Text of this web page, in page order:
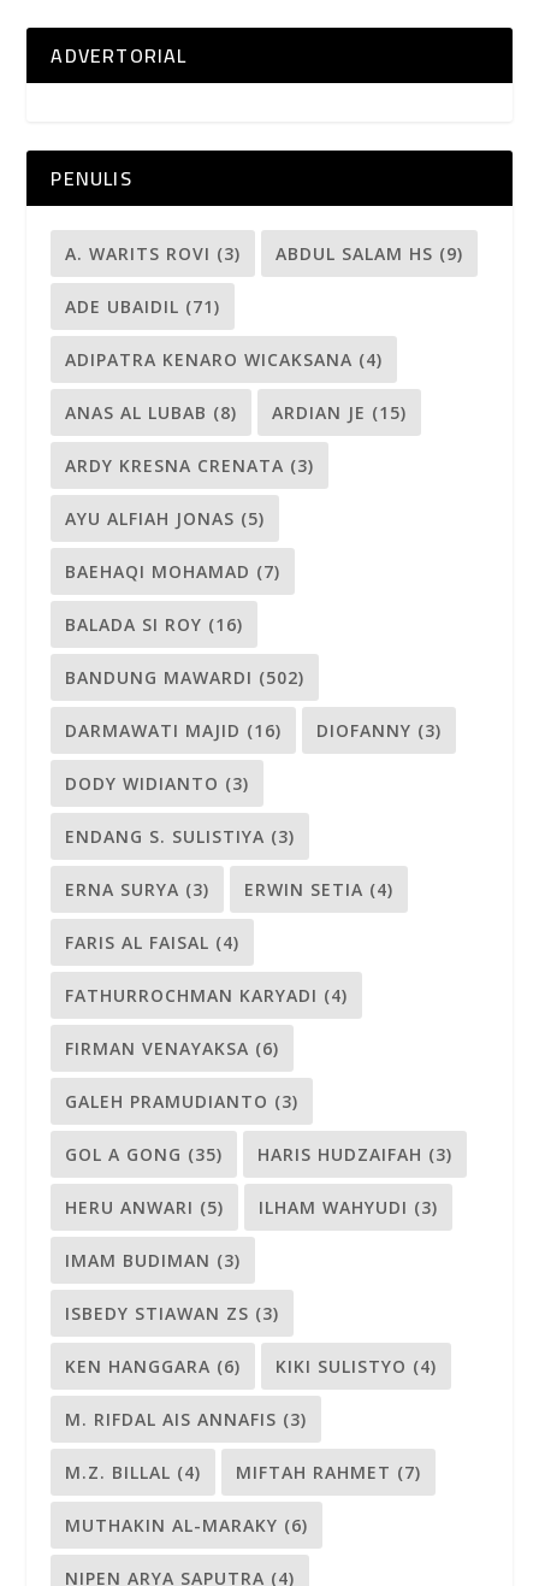
ADVERTORIAL
PENULIS
A. WARITS ROVI (3) ABDUL SALAM HS (9)
ADE UBAIDIL (71)
ADIPATRA KENARO WICAKSANA (4)
ANAS AL LUBAB (8) ARDIAN JE (15)
ARDY KRESNA CRENATA (3)
AYU ALFIAH JONAS (5)
BAEHAQI MOHAMAD (7)
BALADA SI ROY (16)
BANDUNG MAWARDI (502)
DARMAWATI MAJID (16) DIOFANNY (3)
DODY WIDIANTO (3)
ENDANG S. SULISTIYA (3)
ERNA SURYA (3) ERWIN SETIA (4)
FARIS AL FAISAL (4)
FATHURROCHMAN KARYADI (4)
FIRMAN VENAYAKSA (6)
GALEH PRAMUDIANTO (3)
GOL A GONG (35) HARIS HUDZAIFAH (3)
HERU ANWARI (5) ILHAM WAHYUDI (3)
IMAM BUDIMAN (3)
ISBEDY STIAWAN ZS (3)
KEN HANGGARA (6) KIKI SULISTYO (4)
M. RIFDAL AIS ANNAFIS (3)
M.Z. BILLAL (4) MIFTAH RAHMET (7)
MUTHAKIN AL-MARAKY (6)
NIPEN ARYA SAPUTRA (4)